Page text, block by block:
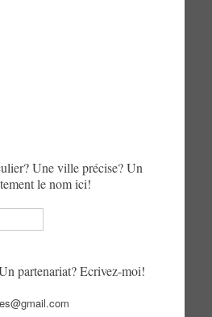
Une ville précise? Un
le nom ici!
partenariat? Ecrivez-moi!